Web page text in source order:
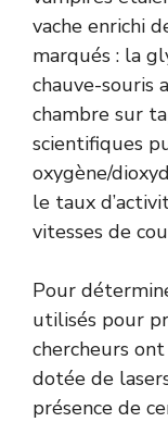
vache enrichi
marqués : la
chauve-souris
chambre sur
scientifiques
oxygène/
le taux
vitesses de
Pour
utilisés pour
chercheurs
dotée de
présence de